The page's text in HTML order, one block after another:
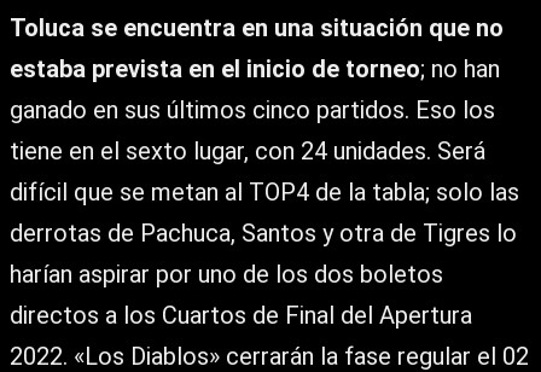
Toluca se encuentra en una situación que no
estaba prevista en el inicio de torneo; no han
ganado en sus últimos cinco partidos. Eso los
tiene en el sexto lugar, con 24 unidades. Será
difícil que se metan al TOP4 de la tabla; solo las
derrotas de Pachuca, Santos y otra de Tigres lo
harían aspirar por uno de los dos boletos
directos a los Cuartos de Final del Apertura
2022. «Los Diablos» cerrarán la fase regular el 02